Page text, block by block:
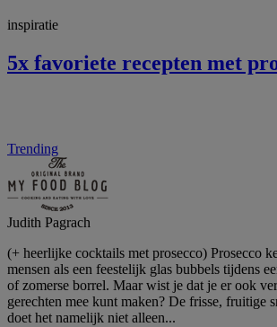
inspiratie
5x favoriete recepten met
Trending
Judith Pagrach
(+ heerlijke cocktails met prosecco) Prosecco
mensen als een feestelijk glas bubbels tijdens
of zomerse borrel. Maar wist je dat je er ook
gerechten mee kunt maken? De frisse, fruitige
doet het namelijk niet alleen...